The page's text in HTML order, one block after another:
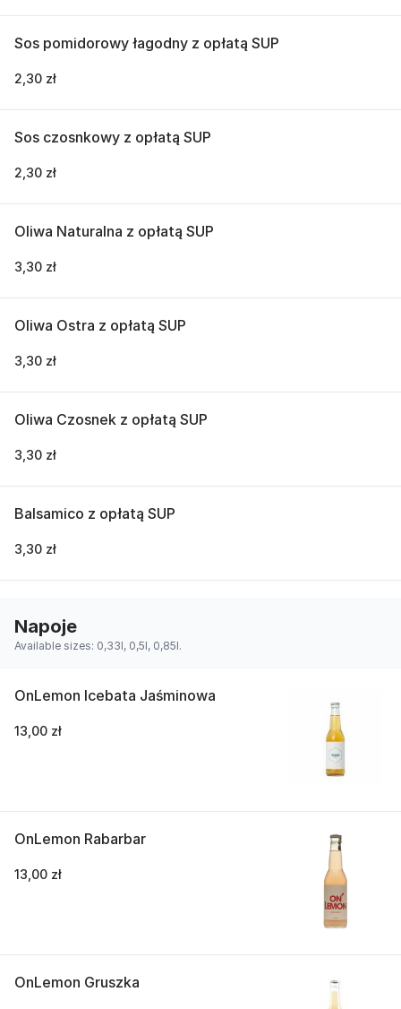
Sos pomidorowy łagodny z opłatą SUP
2,30 zł
Sos czosnkowy z opłatą SUP
2,30 zł
Oliwa Naturalna z opłatą SUP
3,30 zł
Oliwa Ostra z opłatą SUP
3,30 zł
Oliwa Czosnek z opłatą SUP
3,30 zł
Balsamico z opłatą SUP
3,30 zł
Napoje
Available sizes: 0,33l, 0,5l, 0,85l.
OnLemon Icebata Jaśminowa
13,00 zł
OnLemon Rabarbar
13,00 zł
OnLemon Gruszka